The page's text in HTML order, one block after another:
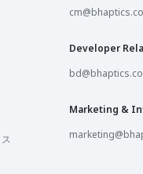
Developer
Marketing &